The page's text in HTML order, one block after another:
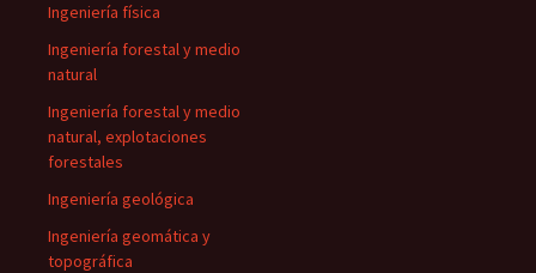
Ingeniería física
Ingeniería forestal y medio
natural
Ingeniería forestal y medio
natural, explotaciones
forestales
Ingeniería geológica
Ingeniería geomática y
topográfica